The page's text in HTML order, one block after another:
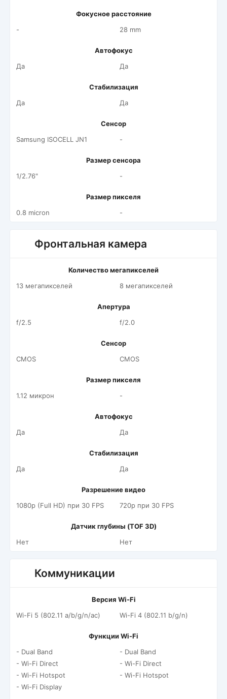
Фокусное расстояние
-
28 mm
Автофокус
Да
Да
Стабилизация
Да
Да
Сенсор
Samsung ISOCELL JN1
-
Размер сенсора
1/2.76"
-
Размер пикселя
0.8 micron
-
Фронтальная камера
Количество мегапикселей
13 мегапикселей
8 мегапикселей
Апертура
f/2.5
f/2.0
Сенсор
CMOS
CMOS
Размер пикселя
1.12 микрон
-
Автофокус
Да
Да
Стабилизация
Да
Да
Разрешение видео
1080p (Full HD) при 30 FPS
720p при 30 FPS
Датчик глубины (TOF 3D)
Нет
Нет
Коммуникации
Версия Wi-Fi
Wi-Fi 5 (802.11 a/b/g/n/ac)
Wi-Fi 4 (802.11 b/g/n)
Функции Wi-Fi
- Dual Band
- Wi-Fi Direct
- Wi-Fi Hotspot
- Wi-Fi Display
- Dual Band
- Wi-Fi Direct
- Wi-Fi Hotspot